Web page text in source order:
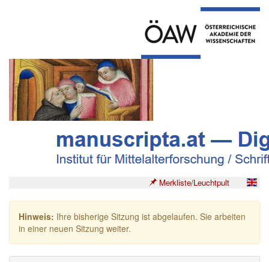
Merkliste/Leuchtpult
Hinweis: Ihre bisherige Sitzung ist abgelaufen. Sie arbeiten
in einer neuen Sitzung weiter.